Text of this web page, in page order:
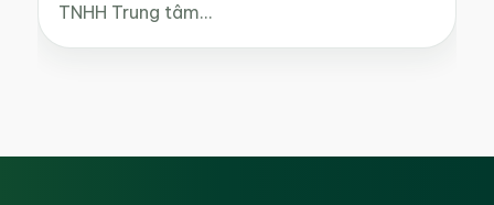
TNHH Trung tâm…